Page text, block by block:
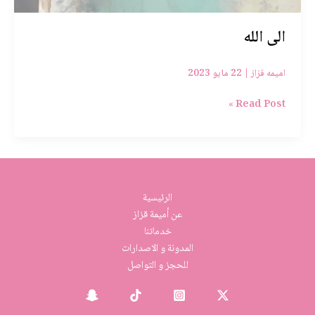
الى الله
اميمه قزاز | 22 مايو 2023
Read Post »
الرئيسية
عن أميمة قزاز
خدماتنا
المدونة و الاصدارات
للحجز و التواصل